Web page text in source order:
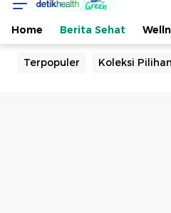
Home Berita Sehat
Terpopuler Koleksi Pilihan